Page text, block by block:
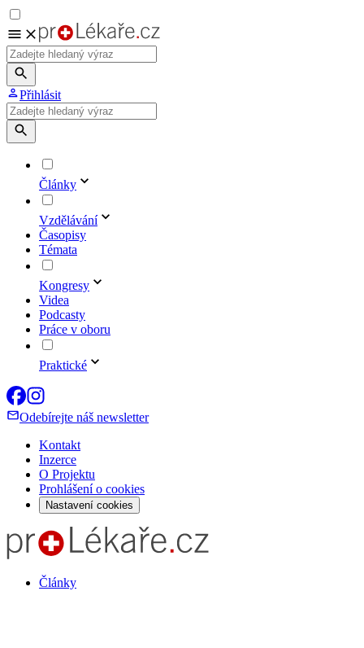
Přihlásit
Články
Vzdělávání
Časopisy
Témata
Kongresy
Videa
Podcasty
Práce v oboru
Praktické
Odebírejte náš newsletter
Kontakt
Inzerce
O Projektu
Prohlášení o cookies
Nastavení cookies
Články